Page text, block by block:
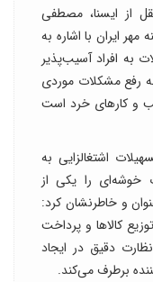
از ایسنا، مصطفی
ایران با اشاره به
به افراد آسیب‌پذیر
رفع مشکلات موردی
و کارهای خرد است
اشتغالزایی به
را یکی از
و خاطرنشان کرد:
کالاها و پرداخت
دقیق در ایجاد
برطرف می‌کند.